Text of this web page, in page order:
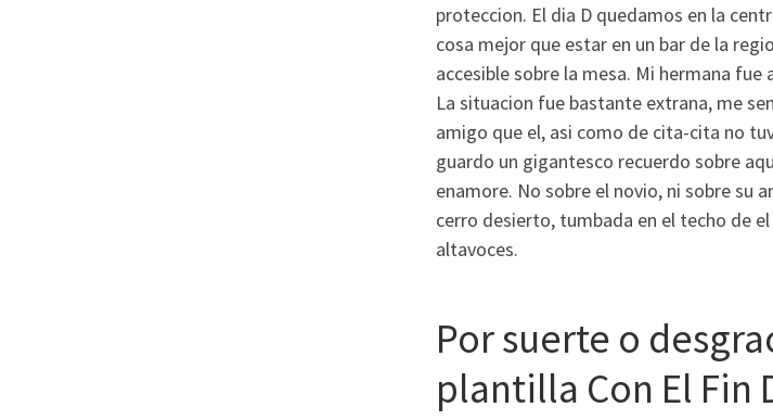
proteccion. El dia D quedamos en la
cosa mejor que estar en un bar de la
accesible sobre la mesa. Mi hermana
La situacion fue bastante extrana, me
amigo que el, asi­ como de cita-cita no
guardo un gigantesco recuerdo sobre
enamore. No sobre el novio, ni sobre su
cerro desierto, tumbada en el techo de
altavoces.
Por suerte o
plantilla Con El Fin